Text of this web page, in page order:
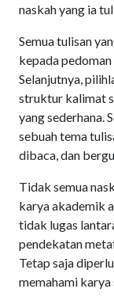
naskah yang ia
Semua tulisan
kepada pedoman
Selanjutnya,
struktur kalimat
yang sederhana.
sebuah tema
dibaca, dan
Tidak semua
karya akademik
tidak lugas
pendekatan
Tetap saja
memahami karya